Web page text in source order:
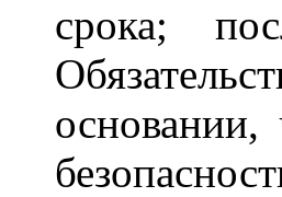
срока;
основании,